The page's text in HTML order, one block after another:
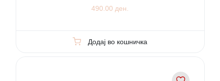
490.00 ден.
Додај во кошничка